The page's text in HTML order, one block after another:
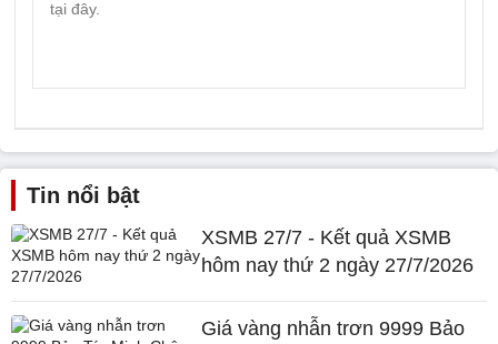
Tin nổi bật
XSMB 27/7 - Kết quả XSMB
hôm nay thứ 2 ngày 27/7/2026
Giá vàng nhẫn trơn 9999 Bảo